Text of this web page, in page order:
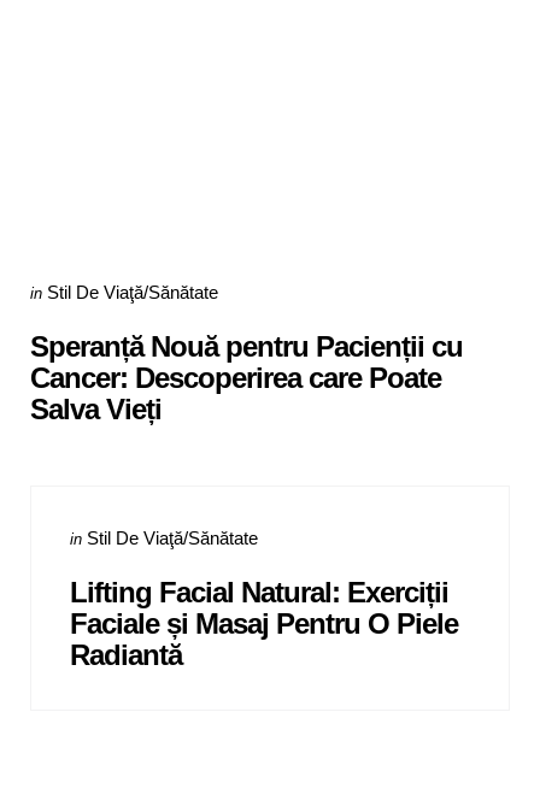
Categories
Posted
in Stil De Viaţă/Sănătate
Speranță Nouă pentru Pacienții cu
Cancer: Descoperirea care Poate
Salva Vieți
Categories
Posted
in Stil De Viaţă/Sănătate
Lifting Facial Natural: Exerciții
Faciale și Masaj Pentru O Piele
Radiantă